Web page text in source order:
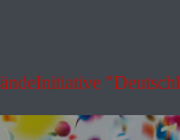
Initiative